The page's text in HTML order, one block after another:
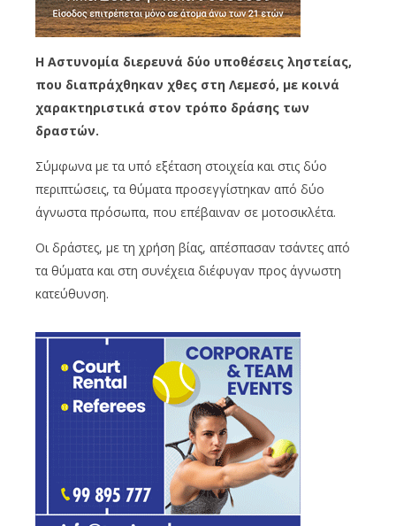
Η Αστυνομία διερευνά δύο υποθέσεις ληστείας,
που διαπράχθηκαν χθες στη Λεμεσό, με κοινά
χαρακτηριστικά στον τρόπο δράσης των
δραστών.
Σύμφωνα με τα υπό εξέταση στοιχεία και στις δύο
περιπτώσεις, τα θύματα προσεγγίστηκαν από δύο
άγνωστα πρόσωπα, που επέβαιναν σε μοτοσικλέτα.
Οι δράστες, με τη χρήση βίας, απέσπασαν τσάντες από
τα θύματα και στη συνέχεια διέφυγαν προς άγνωστη
κατεύθυνση.